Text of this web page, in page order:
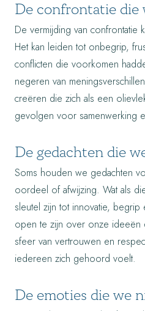
De confrontatie die
De vermijding van confrontatie
Het kan leiden tot onbegrip,
conflicten die voorkomen
negeren van
creëren die zich als een
gevolgen voor samenwerking
De gedachten die
Soms houden we gedachten
oordeel of afwijzing. Wat als
sleutel zijn tot innovatie,
open te zijn over onze
sfeer van vertrouwen en
iedereen zich gehoord voelt.
De emoties die we